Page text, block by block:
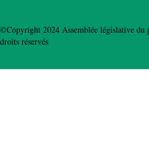
©Copyright 2024 Assemblée législative du
droits réservés